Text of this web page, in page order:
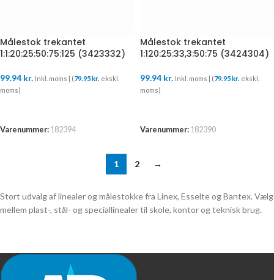
Målestok trekantet
1:1:20:25:50:75:125 (3423332)
99.94 kr. Inkl. moms | (79.95 kr. ekskl.
moms)
Varenummer: 182394
Målestok trekantet
1:120:25:33,3:50:75 (3424304)
99.94 kr. Inkl. moms | (79.95 kr. ekskl.
moms)
Varenummer: 182390
1 2 →
Stort udvalg af linealer og målestokke fra Linex, Esselte og Bantex. Vælg
mellem plast-, stål- og speciallinealer til skole, kontor og teknisk brug.